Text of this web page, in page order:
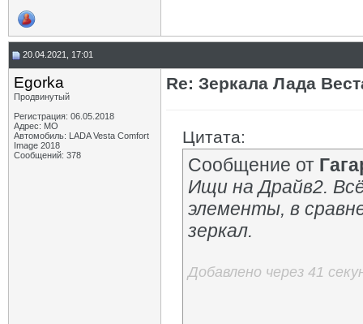
20.04.2021, 17:01
Egorka
Продвинутый
Регистрация: 06.05.2018
Адрес: МО
Автомобиль: LADA Vesta Comfort
Image 2018
Сообщений: 378
Re: Зеркала Лада
Цитата:
Сообщение от
Ищи на Драйв2.
элементы, в
зеркал.
Добавлено через 41